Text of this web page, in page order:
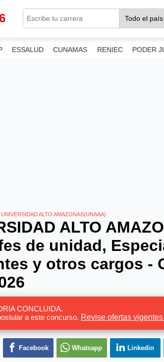
ESSALUD CUNAMAS RENIEC PODER
UNIVERSIDAD ALTO AMAZONAS(UNAAA)
ALTO
de unidad,
y otros cargos -
CONCLUIDA.
a este concurso. Revise ofertas
Facebook Whatsapp Linkedin